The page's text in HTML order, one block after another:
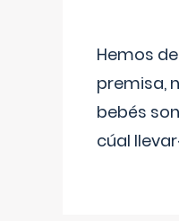
Hemos
premisa,
bebés
cúal